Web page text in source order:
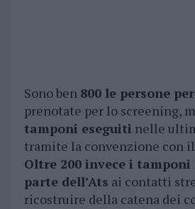
Sono ben 800 le persone
prenotate per lo screening,
tamponi eseguiti nelle
tramite la convenzione con
Oltre 200 invece i tamponi
parte dell’Ats ai contatti
ricostruire della catena dei